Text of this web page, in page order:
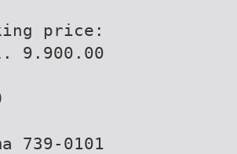
price:
9.900.00
739-0101